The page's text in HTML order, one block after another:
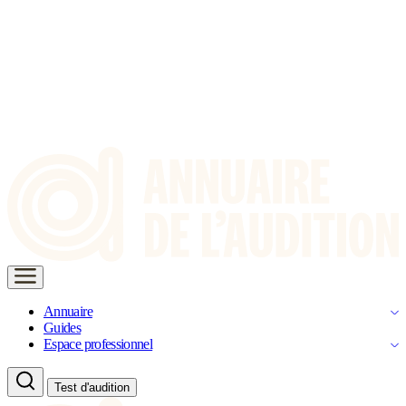
Annuaire
Guides
Espace professionnel
Test d'audition